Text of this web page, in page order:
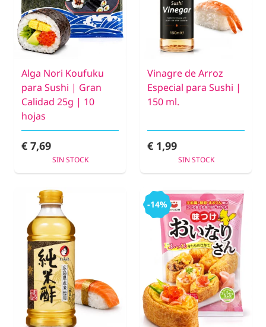
Alga Nori Koufuku
para Sushi | Gran
Calidad 25g | 10
hojas
€ 7,69
SIN STOCK
Vinagre de Arroz
Especial para Sushi |
150 ml.
€ 1,99
SIN STOCK
-14%